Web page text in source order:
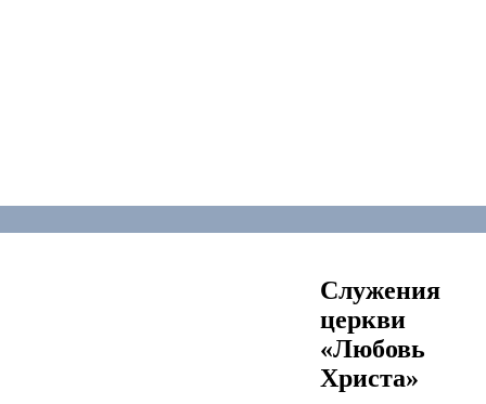
Служения
церкви
«Любовь
Христа»